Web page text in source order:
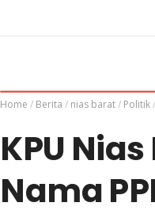
Home / Berita / nias barat/ Politik/
KPU
Nama